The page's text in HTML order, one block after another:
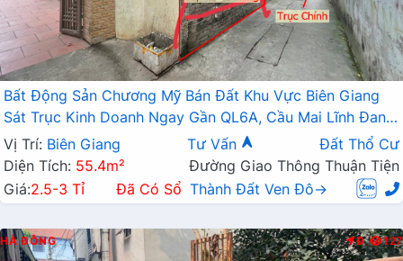
Bất Động Sản Chương Mỹ Bán Đất Khu Vực Biên Giang
Sát Trục Kinh Doanh Ngay Gần QL6A, Cầu Mai Lĩnh Đang
Mở Rộng
Vị Trí: Biên Giang Tư Vấn
Đất Thổ Cư
Diện Tích: 55.4m²
Đường Giao Thông Thuận Tiện
Giá:2.5-3 Tỉ Đã Có Sổ Thành Đất Ven Đô→
HÀ ĐÔNG Đ 127